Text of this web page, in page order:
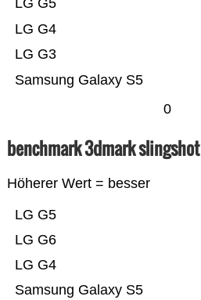
Samsung Galaxy S5
LG G3
LG G4
LG G5
0
benchmark 3dmark slingshot
Höherer Wert = besser
Samsung Galaxy S5
LG G4
LG G6
LG G5